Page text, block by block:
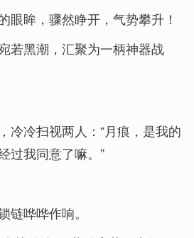
眼眸，骤然睁开，气势攀升！
若黑潮，汇聚为一柄神器战
冷冷扫视两人：“月痕，是我的
过我同意了嘛。”
链哗哗作响。